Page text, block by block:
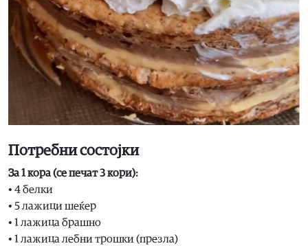
Потребни состојки
За 1 кора (се печат 3 кори):
• 4 белки
• 5 лажици шеќер
• 1 лажица брашно
• 1 лажица лебни трошки (презла)